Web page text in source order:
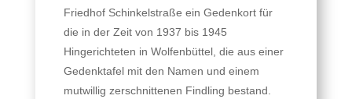
Friedhof Schinkelstraße ein Gedenkort für
die in der Zeit von 1937 bis 1945
Hingerichteten in Wolfenbüttel, die aus einer
Gedenktafel mit den Namen und einem
mutwillig zerschnittenen Findling bestand.